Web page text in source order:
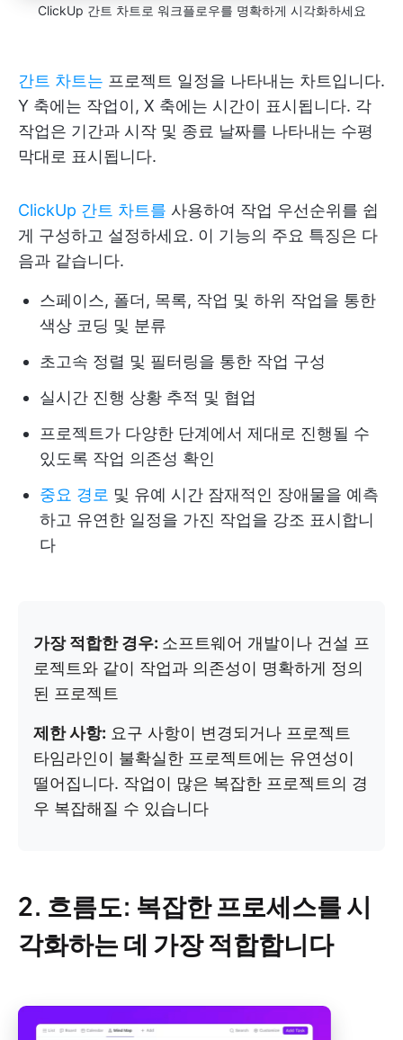
ClickUp 간트 차트로 워크플로우를 명확하게 시각화하세요
간트 차트는 프로젝트 일정을 나타내는 차트입니다.
Y 축에는 작업이, X 축에는 시간이 표시됩니다. 각
작업은 기간과 시작 및 종료 날짜를 나타내는 수평
막대로 표시됩니다.
ClickUp 간트 차트를 사용하여 작업 우선순위를 쉽
게 구성하고 설정하세요. 이 기능의 주요 특징은 다
음과 같습니다.
스페이스, 폴더, 목록, 작업 및 하위 작업을 통한
색상 코딩 및 분류
초고속 정렬 및 필터링을 통한 작업 구성
실시간 진행 상황 추적 및 협업
프로젝트가 다양한 단계에서 제대로 진행될 수
있도록 작업 의존성 확인
중요 경로 및 유예 시간 잠재적인 장애물을 예측
하고 유연한 일정을 가진 작업을 강조 표시합니
다
가장 적합한 경우: 소프트웨어 개발이나 건설 프
로젝트와 같이 작업과 의존성이 명확하게 정의
된 프로젝트
제한 사항: 요구 사항이 변경되거나 프로젝트
타임라인이 불확실한 프로젝트에는 유연성이
떨어집니다. 작업이 많은 복잡한 프로젝트의 경
우 복잡해질 수 있습니다
2. 흐름도: 복잡한 프로세스를 시
각화하는 데 가장 적합합니다